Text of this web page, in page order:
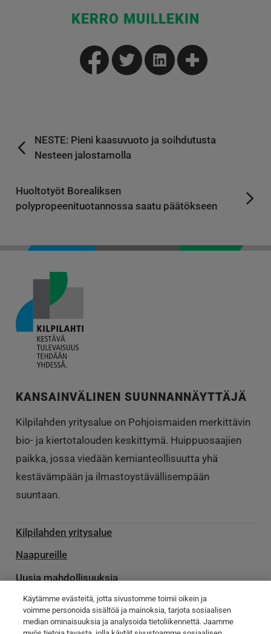
KERRO MUILLEKIN
NESTE: Pieni kaasuvuoto ja soihdutusta
Nesteen jalostamolla
Huoltotyöt Borealiksen
polypropeenituotannossa saatu päätökseen
KANSAINVÄLINEN SUUNNANNÄYTTÄJÄ
Kilpilahden yritysalue on Pohjoismaiden merkittävin
bio- ja kiertotalouden keskittymä. Huippuosaajien
paikka, jossa viedään kemianteollisuutta yhä
kestävämpään ja ilmastoystävällisempään
suuntaan.
Kilpilahden yritysalue
Naapureille
Uusia mahdollisuuksia
Palvelu­toimittajille
Ota yhteyttä
Käytämme evästeitä, jotta sivustomme toimii oikein ja
voimme personoida sisältöä ja mainoksia, tarjota sosiaalisen
median ominaisuuksia ja analysoida tietoliikennettä. Jaamme